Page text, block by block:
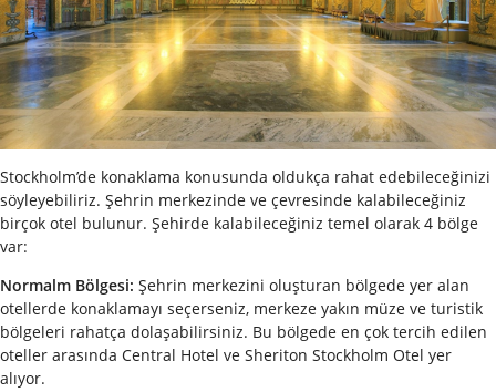
Stockholm’de konaklama konusunda oldukça rahat edebileceğinizi
söyleyebiliriz. Şehrin merkezinde ve çevresinde kalabileceğiniz
birçok otel bulunur. Şehirde kalabileceğiniz temel olarak 4 bölge
var:
Normalm Bölgesi: Şehrin merkezini oluşturan bölgede yer alan
otellerde konaklamayı seçerseniz, merkeze yakın müze ve turistik
bölgeleri rahatça dolaşabilirsiniz. Bu bölgede en çok tercih edilen
oteller arasında Central Hotel ve Sheriton Stockholm Otel yer
alıyor.